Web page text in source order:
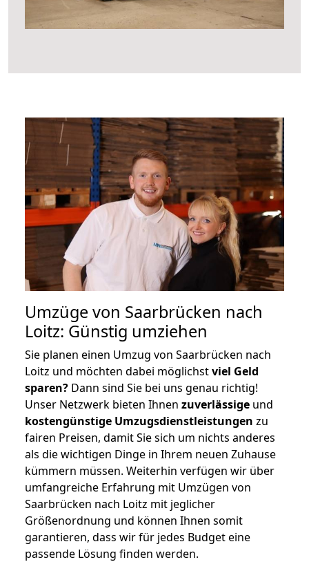
Umzüge von Saarbrücken nach
Loitz: Günstig umziehen
Sie planen einen Umzug von Saarbrücken nach
Loitz und möchten dabei möglichstviel Geld
sparen? Dann sind Sie bei uns genau richtig!
Unser Netzwerk bieten Ihnen zuverlässige und
kostengünstige Umzugsdienstleistungen zu
fairen Preisen, damit Sie sich um nichts anderes
als die wichtigen Dinge in Ihrem neuen Zuhause
kümmern müssen. Weiterhin verfügen wir über
umfangreiche Erfahrung mit Umzügen von
Saarbrücken nach Loitz mit jeglicher
Größenordnung und können Ihnen somit
garantieren, dass wir für jedes Budget eine
passende Lösung finden werden.